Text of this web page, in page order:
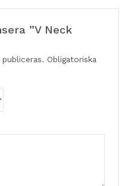
”V Neck
Obligatoriska